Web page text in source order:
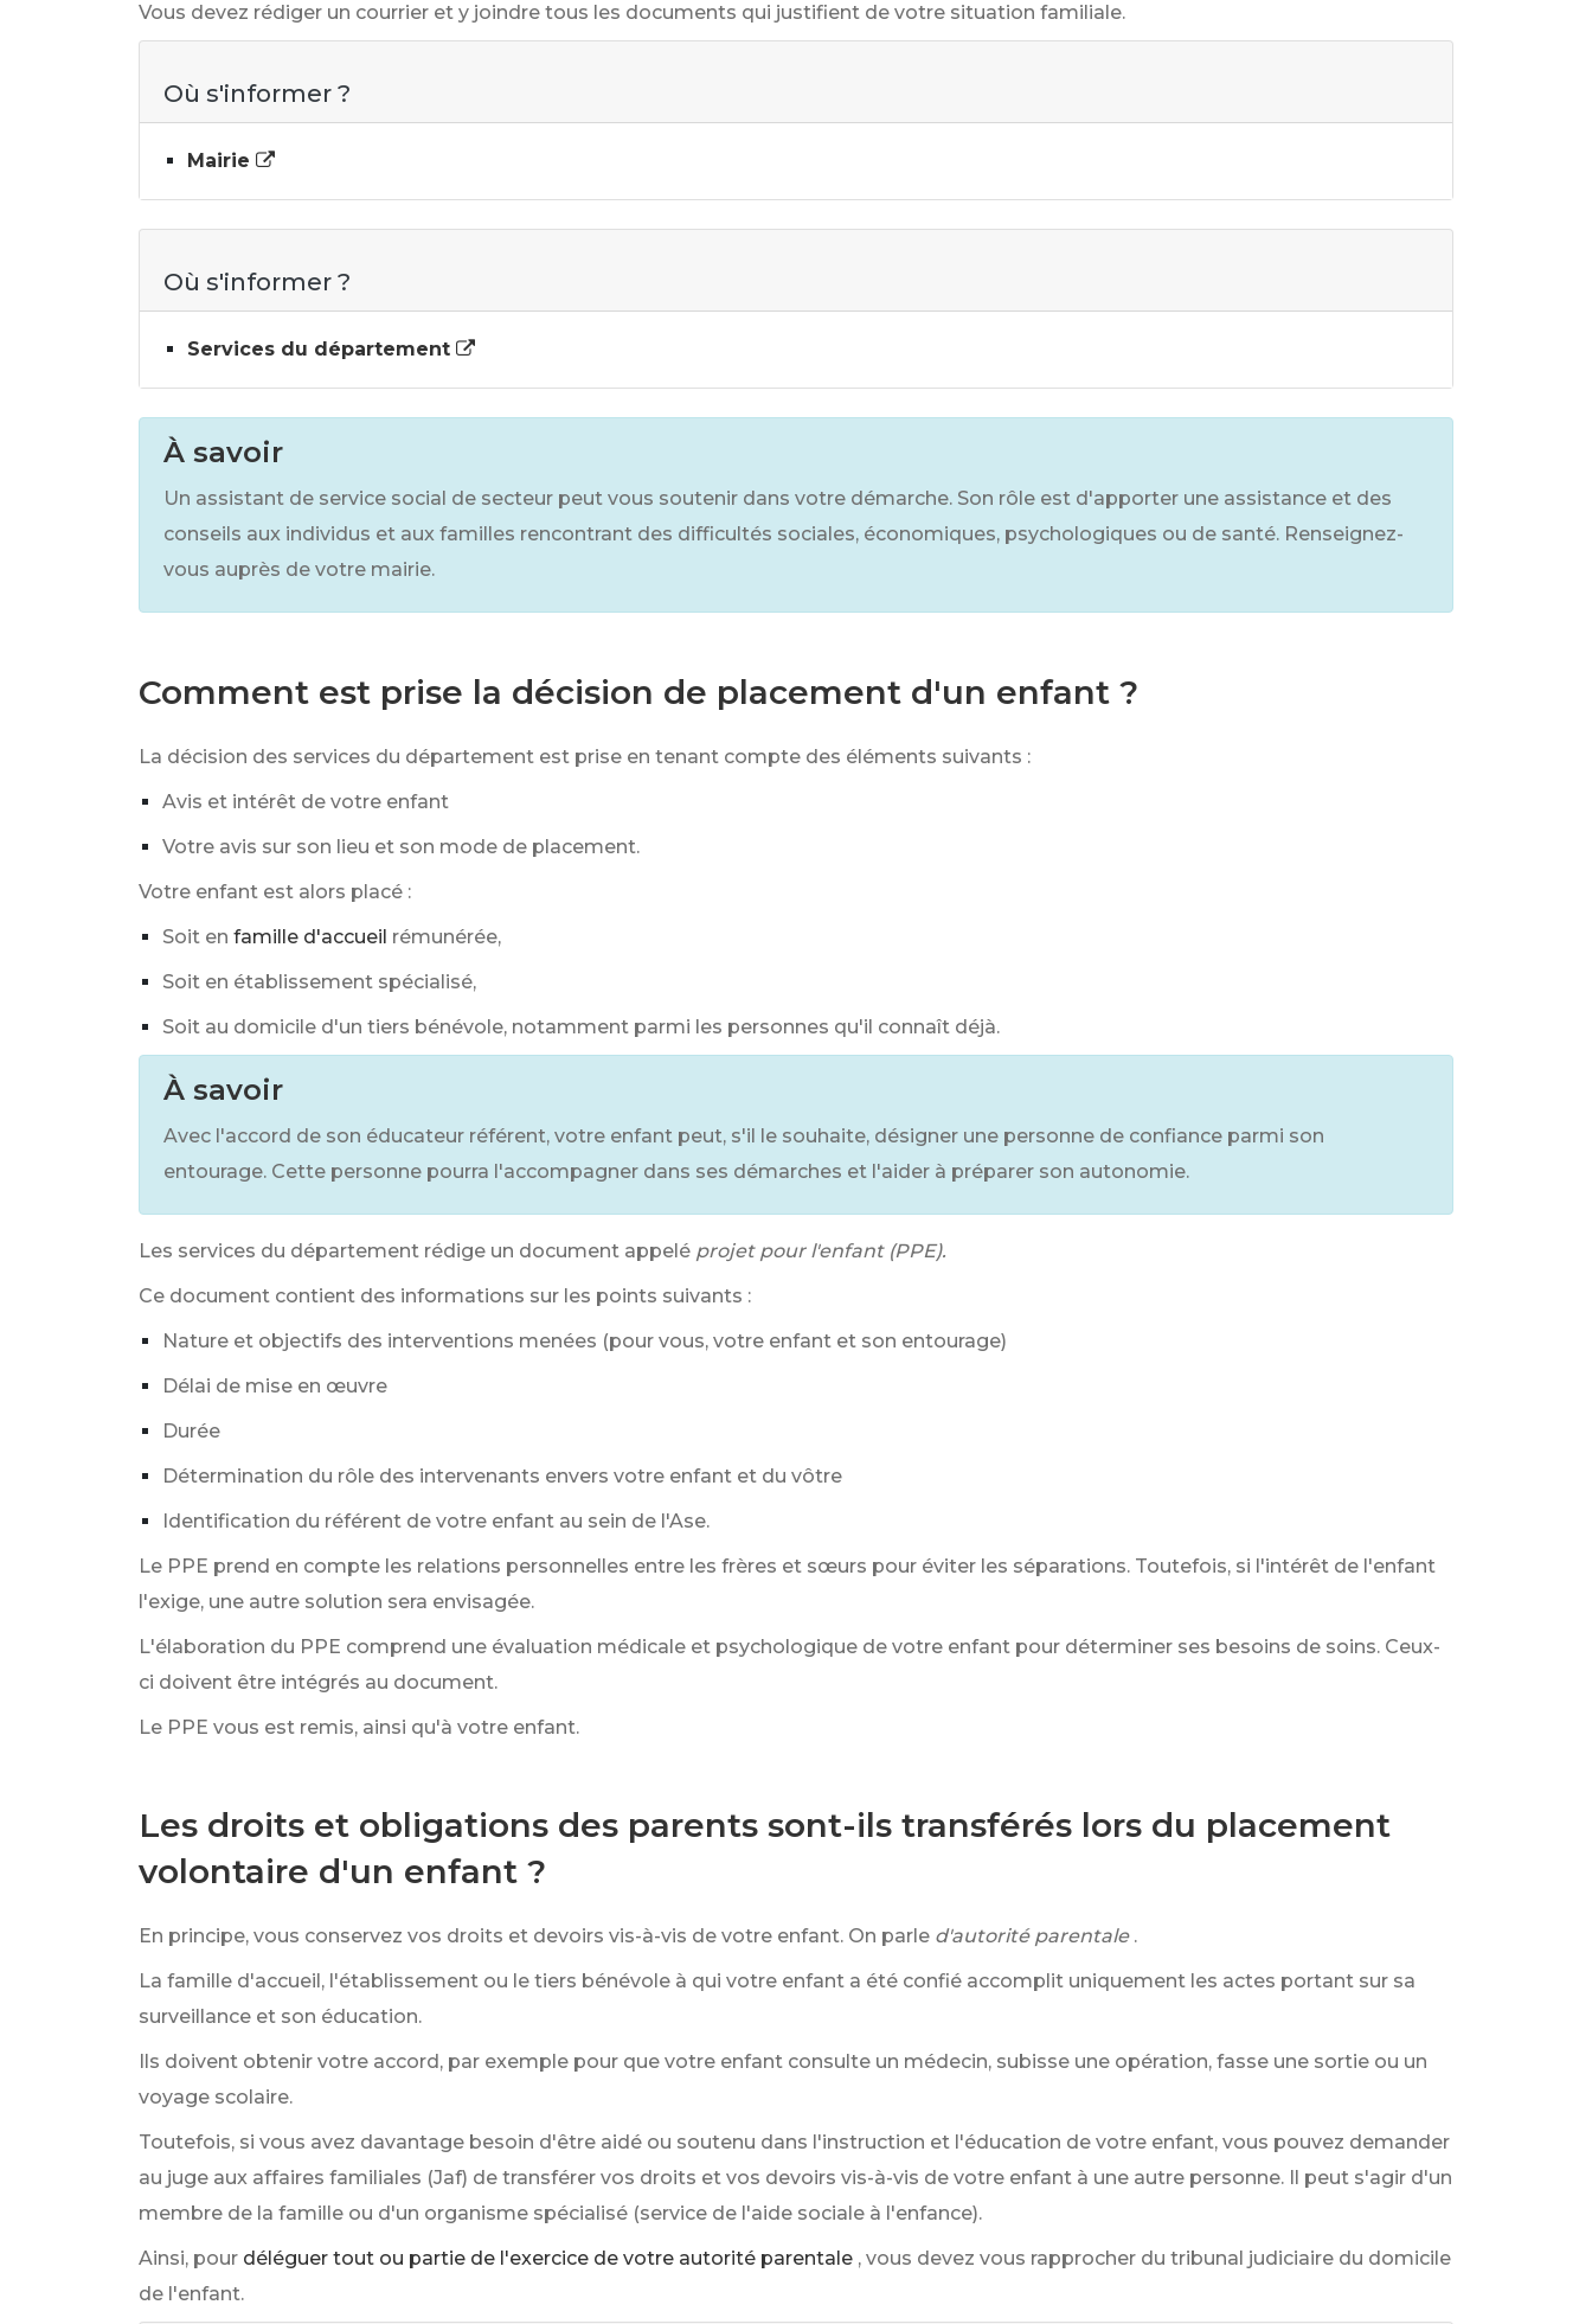
Vous devez rédiger un courrier et y joindre tous les documents qui justifient de votre situation familiale.
Où s'informer ?
Mairie
Où s'informer ?
Services du département
À savoir
Un assistant de service social de secteur peut vous soutenir dans votre démarche. Son rôle est d'apporter une assistance et des
conseils aux individus et aux familles rencontrant des difficultés sociales, économiques, psychologiques ou de santé. Renseignez-
vous auprès de votre mairie.
Comment est prise la décision de placement d'un enfant ?
La décision des services du département est prise en tenant compte des éléments suivants :
Avis et intérêt de votre enfant
Votre avis sur son lieu et son mode de placement.
Votre enfant est alors placé :
Soit en famille d'accueil rémunérée,
Soit en établissement spécialisé,
Soit au domicile d'un tiers bénévole, notamment parmi les personnes qu'il connaît déjà.
À savoir
Avec l'accord de son éducateur référent, votre enfant peut, s'il le souhaite, désigner une personne de confiance parmi son
entourage. Cette personne pourra l'accompagner dans ses démarches et l'aider à préparer son autonomie.
Les services du département rédige un document appelé projet pour l'enfant (PPE).
Ce document contient des informations sur les points suivants :
Nature et objectifs des interventions menées (pour vous, votre enfant et son entourage)
Délai de mise en œuvre
Durée
Détermination du rôle des intervenants envers votre enfant et du vôtre
Identification du référent de votre enfant au sein de l'Ase.
Le PPE prend en compte les relations personnelles entre les frères et sœurs pour éviter les séparations. Toutefois, si l'intérêt de l'enfant
l'exige, une autre solution sera envisagée.
L'élaboration du PPE comprend une évaluation médicale et psychologique de votre enfant pour déterminer ses besoins de soins. Ceux-
ci doivent être intégrés au document.
Le PPE vous est remis, ainsi qu'à votre enfant.
Les droits et obligations des parents sont-ils transférés lors du placement
volontaire d'un enfant ?
En principe, vous conservez vos droits et devoirs vis-à-vis de votre enfant. On parle d'autorité parentale .
La famille d'accueil, l'établissement ou le tiers bénévole à qui votre enfant a été confié accomplit uniquement les actes portant sur sa
surveillance et son éducation.
Ils doivent obtenir votre accord, par exemple pour que votre enfant consulte un médecin, subisse une opération, fasse une sortie ou un
voyage scolaire.
Toutefois, si vous avez davantage besoin d'être aidé ou soutenu dans l'instruction et l'éducation de votre enfant, vous pouvez demander
au juge aux affaires familiales (Jaf) de transférer vos droits et vos devoirs vis-à-vis de votre enfant à une autre personne. Il peut s'agir d'un
membre de la famille ou d'un organisme spécialisé (service de l'aide sociale à l'enfance).
Ainsi, pour déléguer tout ou partie de l'exercice de votre autorité parentale , vous devez vous rapprocher du tribunal judiciaire du domicile
de l'enfant.